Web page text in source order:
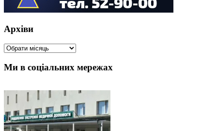
Архіви
Архіви
Ми в соціальних мережах